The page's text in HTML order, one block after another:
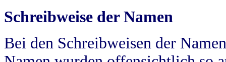
Schreibweise der Namen
Bei den Schreibweisen der